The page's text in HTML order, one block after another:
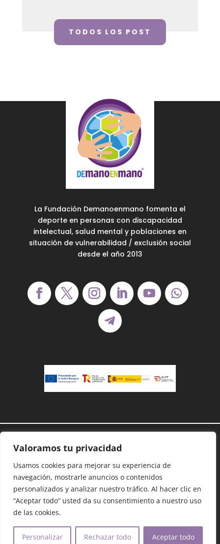
Valoramos tu privacidad
Usamos cookies para mejorar su experiencia de
navegación, mostrarle anuncios o contenidos
personalizados y analizar nuestro tráfico. Al hacer clic en
“Aceptar todo” usted da su consentimiento a nuestro uso
de las cookies.
Personalizar Rechazar todo Aceptar todo
Dona con Bizum:
09975
Copiar código
TODOS LOS POST
La Fundación Demanoenmano fomenta el
deporte en personas con discapacidad
intelectual, salud mental y poblaciones en
situación de vulnerabilidad / exclusión social
desde el año 2013
reservados©
Protección de datos–Cookies–Accesibilidad
Mapa Web